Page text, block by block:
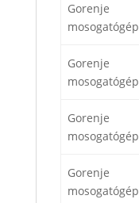
Gorenje
mosogatógép
Gorenje
mosogatógép
Gorenje
mosogatógép
Gorenje
mosogatógép